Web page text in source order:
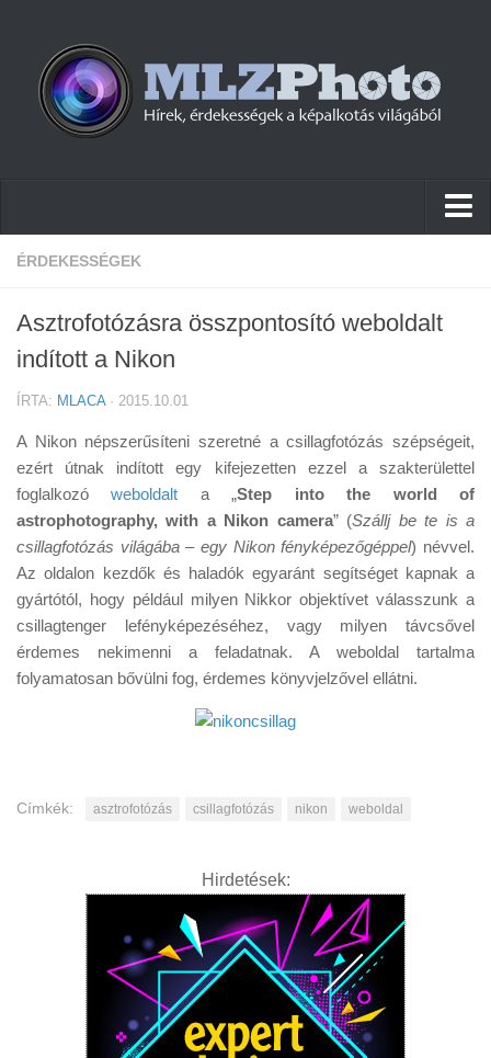
Hírek
Cikkek
Tudástár
Tanácsok
Érdekességek
Helyszíni Riport
E-BB
ÉRDEKESSÉGEK
Asztrofotózásra összpontosító weboldalt
indított a Nikon
ÍRTA: MLACA· 2015.10.01
A Nikon népszerűsíteni szeretné a csillagfotózás szépségeit,
ezért útnak indított egy kifejezetten ezzel a szakterülettel
foglalkozóweboldalt a „Step into the world of
astrophotography, with a Nikon camera” (Szállj be te is a
csillagfotózás világába – egy Nikon fényképezőgéppel) névvel.
Az oldalon kezdők és haladók egyaránt segítséget kapnak a
gyártótól, hogy például milyen Nikkor objektívet válasszunk a
csillagtenger lefényképezéséhez, vagy milyen távcsővel
érdemes nekimenni a feladatnak. A weboldal tartalma
folyamatosan bővülni fog, érdemes könyvjelzővel ellátni.
Címkék: asztrofotózás csillagfotózás nikon weboldal
Hirdetések: